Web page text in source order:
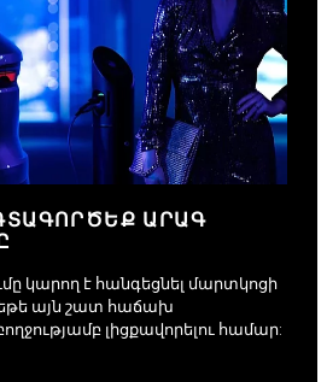
ԱՐԱԳ
կարող է հանգեցնել մարտկոցի
եթե այն շատ հաճախ
լիցքավորելու համար: